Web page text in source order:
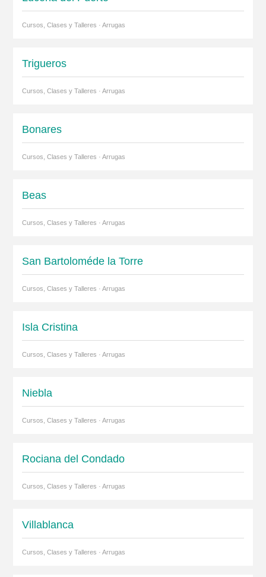
Cursos, Clases y Talleres · Arrugas
Trigueros
Cursos, Clases y Talleres · Arrugas
Bonares
Cursos, Clases y Talleres · Arrugas
Beas
Cursos, Clases y Talleres · Arrugas
San Bartoloméde la Torre
Cursos, Clases y Talleres · Arrugas
Isla Cristina
Cursos, Clases y Talleres · Arrugas
Niebla
Cursos, Clases y Talleres · Arrugas
Rociana del Condado
Cursos, Clases y Talleres · Arrugas
Villablanca
Cursos, Clases y Talleres · Arrugas